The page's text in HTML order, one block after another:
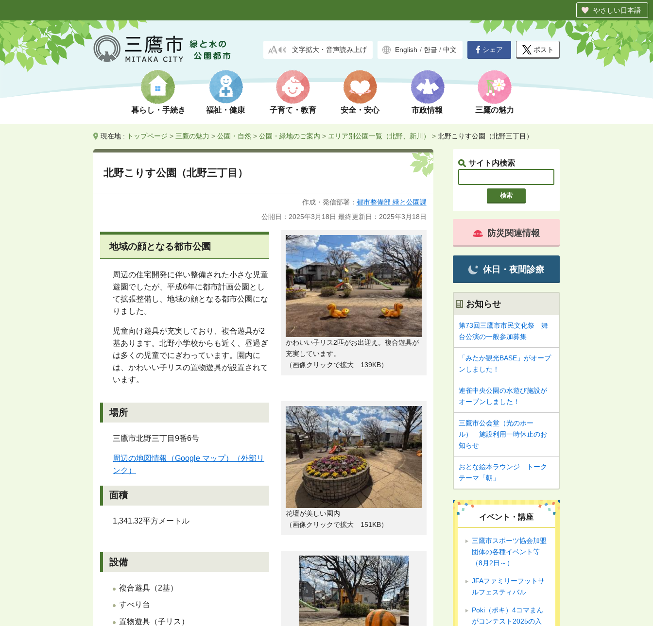
やさしい日本語
文字拡大・音声読み上げ English / 한글 / 中文
暮らし・手続き 福祉・健康 子育て・教育 安全・安心 市政情報 三鷹の魅力
シェア ポスト
現在地 : トップページ > 三鷹の魅力 > 公園・自然 > 公園・緑地のご案内 > エリア別公園一覧（北野、新川） > 北野こりす公園（北野三丁目）
サイト内検索
北野こりす公園（北野三丁目）
作成・発信部署： 都市整備部 緑と公園課
公開日：2025年3月18日 最終更新日：2025年3月18日
かわいい子リス2匹がお出迎え。複合遊具が
充実しています。
（画像クリックで拡大 139KB）
地域の顔となる都市公園
周辺の住宅開発に伴い整備された小さな児童
遊園でしたが、平成6年に都市計画公園とし
て拡張整備し、地域の顔となる都市公園にな
りました。
児童向け遊具が充実しており、複合遊具が2
基あります。北野小学校からも近く、昼過ぎ
は多くの児童でにぎわっています。園内に
は、かわいい子リスの置物遊具が設置されて
います。
花壇が美しい園内
（画像クリックで拡大 151KB）
場所
三鷹市北野三丁目9番6号
周辺の地図情報（Google マップ）（外部リ
ンク）
面積
1,341.32平方メートル
設備
複合遊具（2基）
すべり台
置物遊具（子リス）
防災関連情報
休日・夜間診療
お知らせ
第73回三鷹市市民文化祭 舞
台公演の一般参加募集
「みたか観光BASE」がオープ
ンしました！
連雀中央公園の水遊び施設が
オープンしました！
三鷹市公会堂（光のホー
ル） 施設利用一時休止のお
知らせ
おとな絵本ラウンジ トーク
テーマ「朝」
イベント・講座
三鷹市スポーツ協会加盟
団体の各種イベント等
（8月2日～）
JFAファミリーフットサ
ルフェスティバル
Poki（ポキ）4コマまん
がコンテスト2025の入